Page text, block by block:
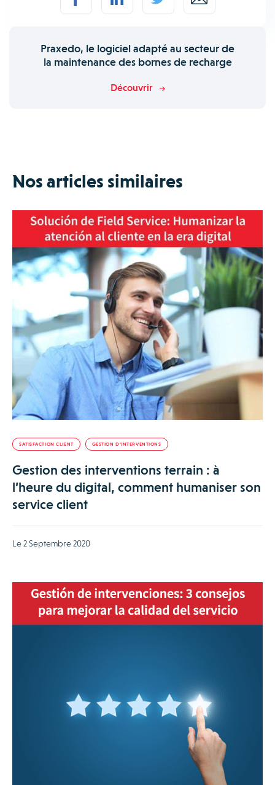
Praxedo, le logiciel adapté au secteur de
la maintenance des bornes de recharge
Découvrir
Nos articles similaires
SATISFACTION CLIENT GESTION D’INTERVENTIONS
Gestion des interventions terrain : à
l’heure du digital, comment humaniser son
service client
Le 2 Septembre 2020